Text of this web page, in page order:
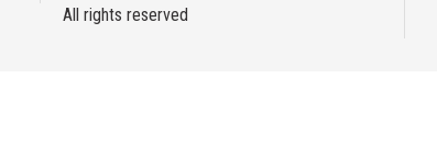
All rights reserved